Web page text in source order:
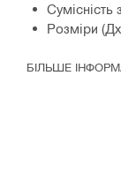
Розміри
БІЛЬШЕ